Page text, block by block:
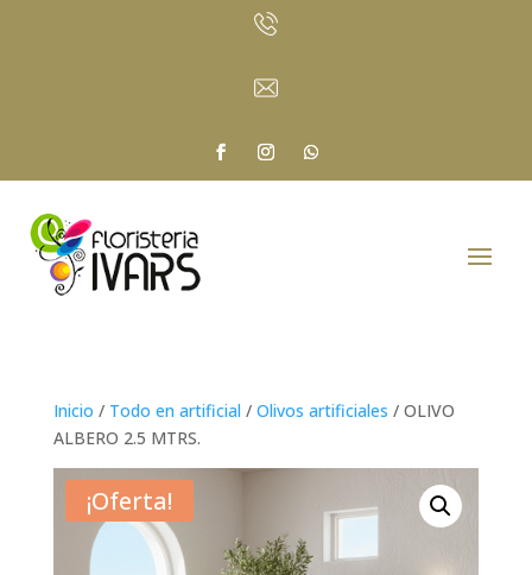
Inicio / Todo en artificial / Olivos artificiales / OLIVO
ALBERO 2.5 MTRS.
¡Oferta!